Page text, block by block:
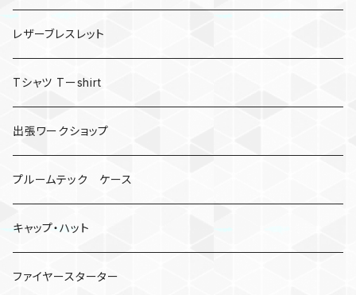
レザーブレスレット
Tシャツ Tーshirt
出張ワークショップ
プルームテック ケース
キャップ・ハット
ファイヤースターター